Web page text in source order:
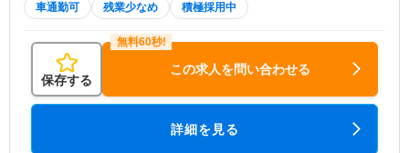
車通勤可 残業少なめ 積極採用中
保存する
この求人を問い合わせる
詳細を見る